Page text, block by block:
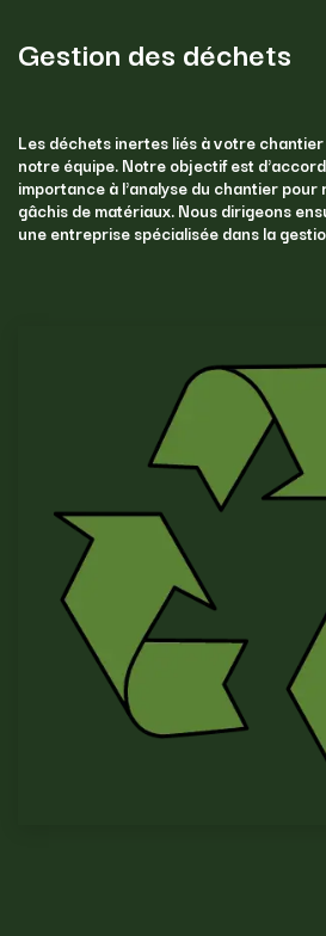
Gestion des déchets
Les déchets inertes liés à votre
notre équipe. Notre objectif est
importance à l'analyse du chantier
gâchis de matériaux. Nous dirigeons
une entreprise spécialisée dans la